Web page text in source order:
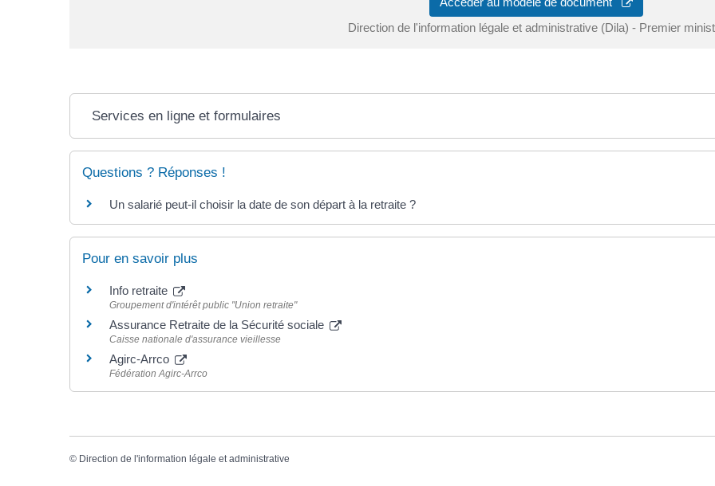
Direction de l'information légale et administrative (Dila) - Premier
Services en ligne et formulaires
Questions ? Réponses !
Un salarié peut-il choisir la date de son départ à la retraite ?
Pour en savoir plus
Info retraite
Groupement d'intérêt public "Union retraite"
Assurance Retraite de la Sécurité sociale
Caisse nationale d'assurance vieillesse
Agirc-Arrco
Fédération Agirc-Arrco
© Direction de l'information légale et administrative